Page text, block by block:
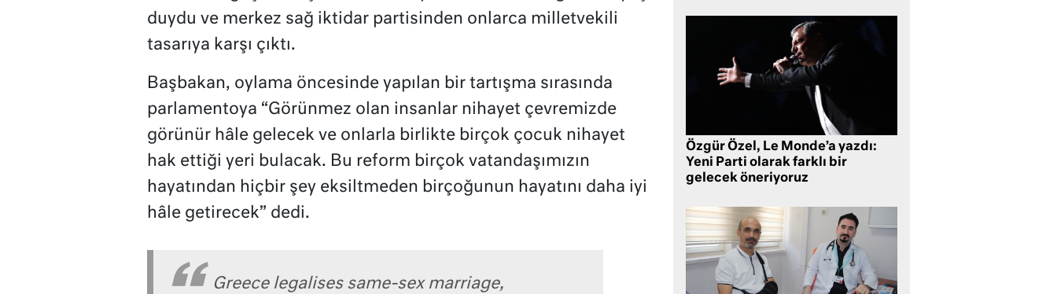
duydu ve merkez sağ iktidar partisinden onlarca milletvekili
tasarıya karşı çıktı.
Başbakan, oylama öncesinde yapılan bir tartışma sırasında
parlamentoya “Görünmez olan insanlar nihayet çevremizde
görünür hâle gelecek ve onlarla birlikte birçok çocuk nihayet
hak ettiği yeri bulacak. Bu reform birçok vatandaşımızın
hayatından hiçbir şey eksiltmeden birçoğunun hayatını daha iyi
hâle getirecek” dedi.
Greece legalises same-sex marriage,
Özgür Özel, Le Monde’a yazdı:
Yeni Parti olarak farklı bir
gelecek öneriyoruz